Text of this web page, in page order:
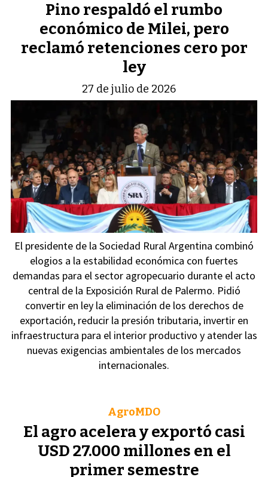
Pino respaldó el rumbo
económico de Milei, pero
reclamó retenciones cero por
ley
27 de julio de 2026
El presidente de la Sociedad Rural Argentina combinó
elogios a la estabilidad económica con fuertes
demandas para el sector agropecuario durante el acto
central de la Exposición Rural de Palermo. Pidió
convertir en ley la eliminación de los derechos de
exportación, reducir la presión tributaria, invertir en
infraestructura para el interior productivo y atender las
nuevas exigencias ambientales de los mercados
internacionales.
El agro acelera y exportó casi
USD 27.000 millones en el
primer semestre
AgroMDO